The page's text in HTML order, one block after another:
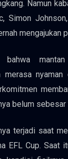
Namun
Simon
mengajukan
bahwa
merasa
belum sebesar
terjadi saat
EFL Cup. Saat